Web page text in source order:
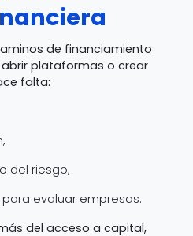
de financiamiento
plataformas o crear
falta:
del riesgo,
evaluar empresas.
del acceso a capital,